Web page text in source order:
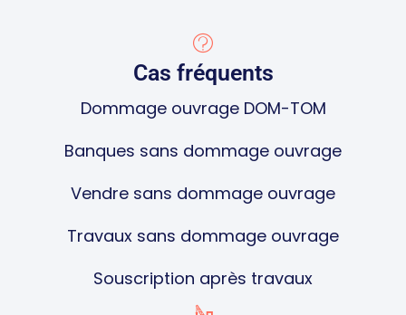
Cas fréquents
Dommage ouvrage DOM-TOM
Banques sans dommage ouvrage
Vendre sans dommage ouvrage
Travaux sans dommage ouvrage
Souscription après travaux